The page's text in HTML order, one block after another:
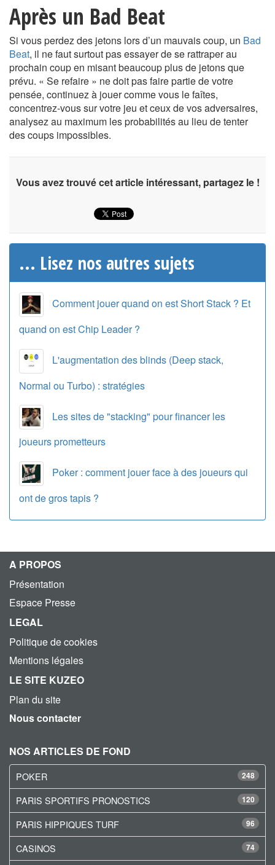
Après un Bad Beat
Si vous perdez des jetons lors d’un mauvais coup, un Bad
Beat, il ne faut surtout pas essayer de se rattraper au
prochain coup en misant beaucoup plus de jetons que
prévu. « Se refaire » ne doit pas faire partie de votre
pensée, continuez à jouer comme vous le faîtes,
concentrez-vous sur votre jeu et ceux de vos adversaires,
analysez au maximum les probabilités au lieu de tenter
des coups impossibles.
Vous avez trouvé cet article intéressant, partagez le !
... Lisez nos autres sujets
Comment jouer quand on est Short Stack ? Et
quand on est Chip Leader ?
L'augmentation des blinds (Deep stack,
Normal ou Turbo) : stratégies
Les sites de "stacking" pour financer les
joueurs prometteurs
Poker : comment jouer face à des joueurs qui
ont de gros tapis ?
A PROPOS
Présentation
Espace Presse
LEGAL
Politique de cookies
Mentions légales
LE SITE KUZEO
Plan du site
Nous contacter
NOS ARTICLES DE FOND
248
POKER
120
PARIS SPORTIFS PRONOSTICS
96
PARIS HIPPIQUES TURF
74
CASINOS